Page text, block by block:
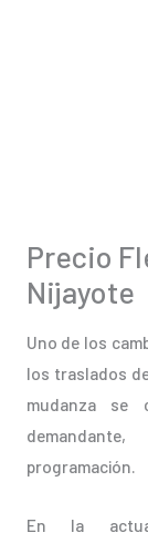
Precio
Nijayote
Uno de los
los traslados
mudanza se
programación.
En la